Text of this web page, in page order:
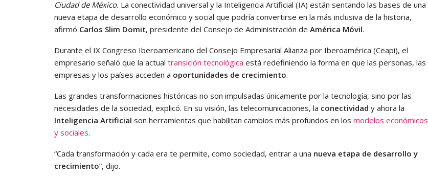
Ciudad de México. La conectividad universal y la Inteligencia Artificial (IA) están sentando las bases de una
nueva etapa de desarrollo económico y social que podría convertirse en la más inclusiva de la historia,
afirmó Carlos Slim Domit, presidente del Consejo de Administración de América Móvil.
Durante el IX Congreso Iberoamericano del Consejo Empresarial Alianza por Iberoamérica (Ceapi), el
empresario señaló que la actual transición tecnológica está redefiniendo la forma en que las personas, las
empresas y los países acceden a oportunidades de crecimiento.
Las grandes transformaciones históricas no son impulsadas únicamente por la tecnología, sino por las
necesidades de la sociedad, explicó. En su visión, las telecomunicaciones, la conectividad y ahora la
Inteligencia Artificial son herramientas que habilitan cambios más profundos en los modelos económicos
y sociales.
“Cada transformación y cada era te permite, como sociedad, entrar a una nueva etapa de desarrollo y
crecimiento”, dijo.